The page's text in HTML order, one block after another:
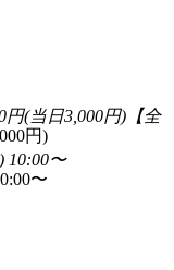
円(当日3,000円)【全
円)
10:00〜
〜